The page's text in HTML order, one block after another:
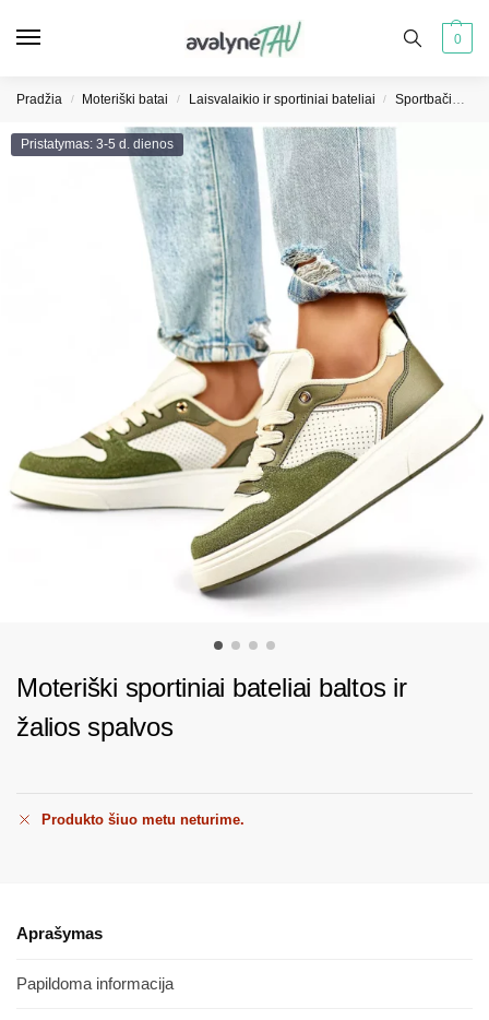
0
Pradžia / Moteriški batai / Laisvalaikio ir sportiniai bateliai / Sportbačiai moterims
Pristatymas: 3-5 d. dienos
Moteriški sportiniai bateliai baltos ir
žalios spalvos
Produkto šiuo metu neturime.
Aprašymas
Papildoma informacija